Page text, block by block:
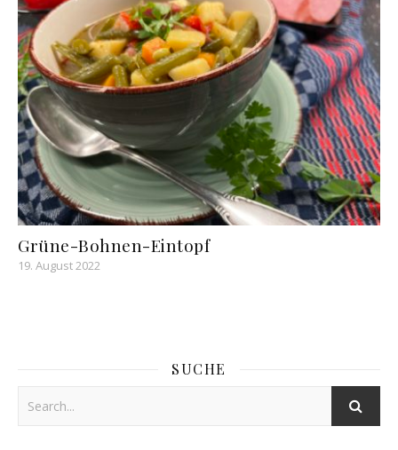
Grüne-Bohnen-Eintopf
19. August 2022
SUCHE